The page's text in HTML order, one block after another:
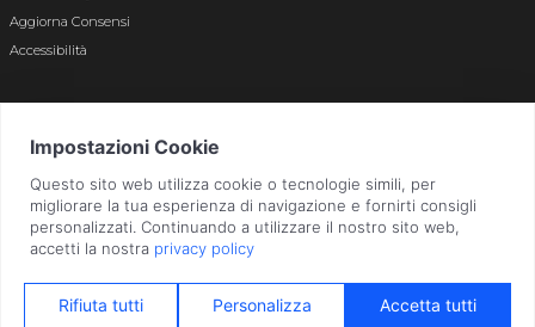
Aggiorna Consensi
Accessibilità
Bergamo n. 01496180165 · Capitale Sociale i.v. € 800.000,00